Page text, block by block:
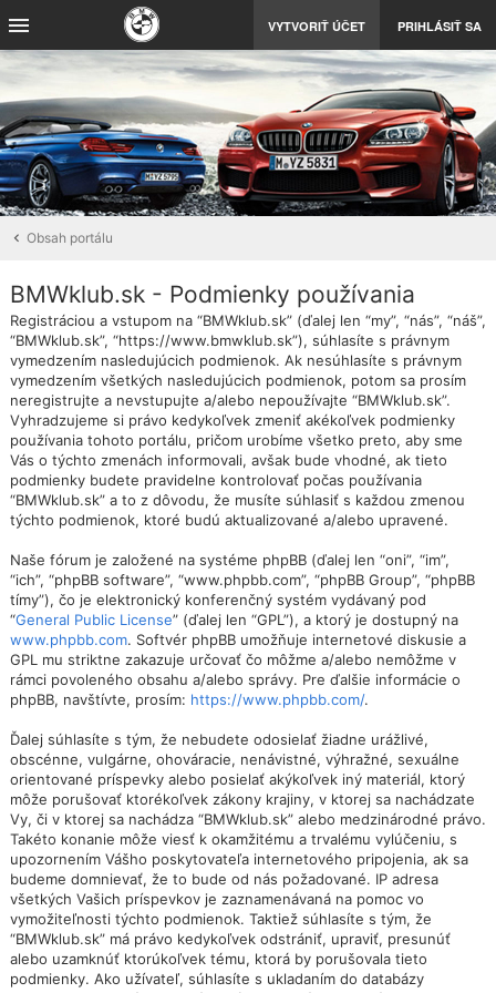
VYTVORIŤ ÚČET PRIHLÁSIŤ SA
Obsah portálu
BMWklub.sk - Podmienky používania
Registráciou a vstupom na “BMWklub.sk” (ďalej len “my”, “nás”, “náš”,
“BMWklub.sk”, “https://www.bmwklub.sk”), súhlasíte s právnym
vymedzením nasledujúcich podmienok. Ak nesúhlasíte s právnym
vymedzením všetkých nasledujúcich podmienok, potom sa prosím
neregistrujte a nevstupujte a/alebo nepoužívajte “BMWklub.sk”.
Vyhradzujeme si právo kedykoľvek zmeniť akékoľvek podmienky
používania tohoto portálu, pričom urobíme všetko preto, aby sme
Vás o týchto zmenách informovali, avšak bude vhodné, ak tieto
podmienky budete pravidelne kontrolovať počas používania
“BMWklub.sk” a to z dôvodu, že musíte súhlasiť s každou zmenou
týchto podmienok, ktoré budú aktualizované a/alebo upravené.
Naše fórum je založené na systéme phpBB (ďalej len “oni”, “im”,
“ich”, “phpBB software”, “www.phpbb.com”, “phpBB Group”, “phpBB
tímy”), čo je elektronický konferenčný systém vydávaný pod
“General Public License” (ďalej len “GPL”), a ktorý je dostupný na
www.phpbb.com. Softvér phpBB umožňuje internetové diskusie a
GPL mu striktne zakazuje určovať čo môžme a/alebo nemôžme v
rámci povoleného obsahu a/alebo správy. Pre ďalšie informácie o
phpBB, navštívte, prosím: https://www.phpbb.com/.
Ďalej súhlasíte s tým, že nebudete odosielať žiadne urážlivé,
obscénne, vulgárne, ohováracie, nenávistné, výhražné, sexuálne
orientované príspevky alebo posielať akýkoľvek iný materiál, ktorý
môže porušovať ktorékoľvek zákony krajiny, v ktorej sa nachádzate
Vy, či v ktorej sa nachádza “BMWklub.sk” alebo medzinárodné právo.
Takéto konanie môže viesť k okamžitému a trvalému vylúčeniu, s
upozornením Vášho poskytovateľa internetového pripojenia, ak sa
budeme domnievať, že to bude od nás požadované. IP adresa
všetkých Vašich príspevkov je zaznamenávaná na pomoc vo
vymožiteľnosti týchto podmienok. Taktiež súhlasíte s tým, že
“BMWklub.sk” má právo kedykoľvek odstrániť, upraviť, presunúť
alebo uzamknúť ktorúkoľvek tému, ktorá by porušovala tieto
podmienky. Ako užívateľ, súhlasíte s ukladaním do databázy